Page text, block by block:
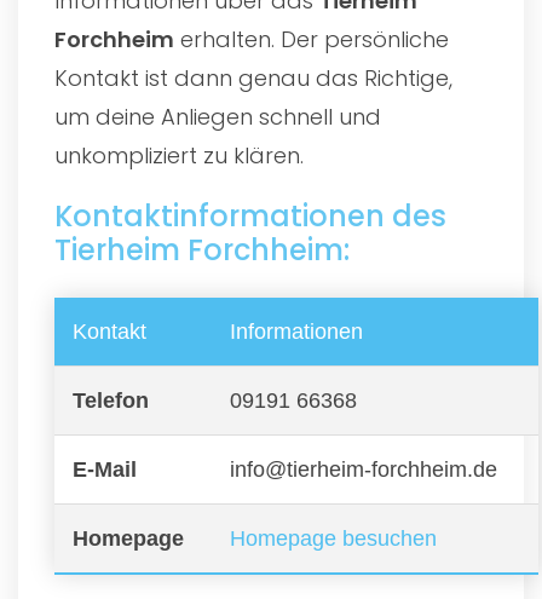
Forchheim erhalten. Der persönliche
Kontakt ist dann genau das Richtige,
um deine Anliegen schnell und
unkompliziert zu klären.
Kontaktinformationen des
Tierheim Forchheim:
Kontakt Informationen
Telefon 09191 66368
E-Mail info@tierheim-forchheim.de
Homepage Homepage besuchen